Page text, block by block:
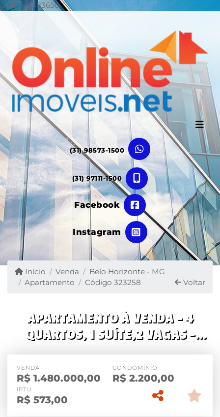
8c7066c383650
(31) 98573-1500
(31) 97111-1500
Facebook
Instagram
Início Venda
Belo Horizonte - MG
Apartamento
Código 323258 Voltar
APARTAMENTO À VENDA – 4
QUARTOS, 1 SUÍTE,2 VAGAS –
VENDA
R$ 1.480.000,00
CONDOMÍNIO
R$ 2.200,00
IPTU
R$ 573,00